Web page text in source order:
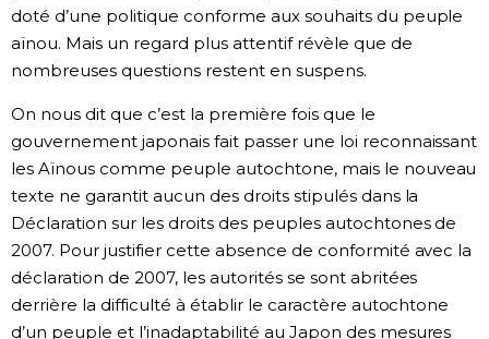
doté d’une politique conforme aux souhaits du peuple
aïnou. Mais un regard plus attentif révèle que de
nombreuses questions restent en suspens.
On nous dit que c’est la première fois que le
gouvernement japonais fait passer une loi reconnaissant
les Aïnous comme peuple autochtone, mais le nouveau
texte ne garantit aucun des droits stipulés dans la
Déclaration sur les droits des peuples autochtones de
2007. Pour justifier cette absence de conformité avec la
déclaration de 2007, les autorités se sont abritées
derrière la difficulté à établir le caractère autochtone
d’un peuple et l’inadaptabilité au Japon des mesures